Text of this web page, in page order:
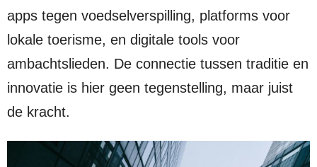
apps tegen voedselverspilling, platforms voor
lokale toerisme, en digitale tools voor
ambachtslieden. De connectie tussen traditie en
innovatie is hier geen tegenstelling, maar juist
de kracht.